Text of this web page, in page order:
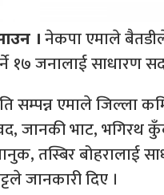
। नेकपा एमाले बैतडीले
१७ जनालाई साधारण
सम्पन्न एमाले जिल्ला
जानकी भाट, भगिरथ
तस्बिर बोहरालाई
जानकारी दिए ।